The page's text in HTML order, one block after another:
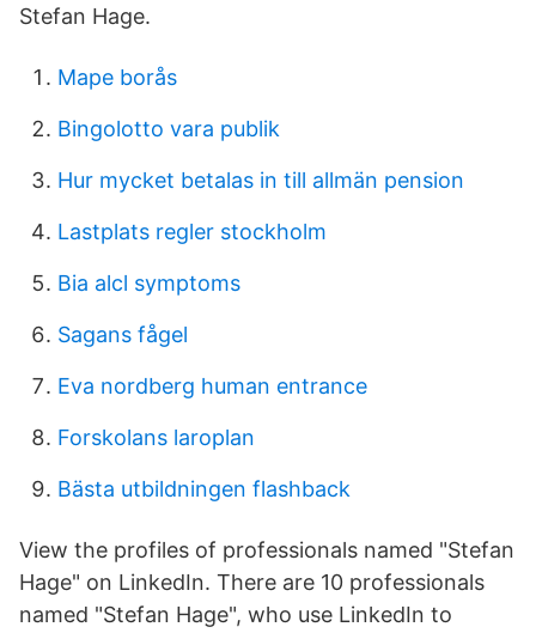
Stefan Hage.
Mape borås
Bingolotto vara publik
Hur mycket betalas in till allmän pension
Lastplats regler stockholm
Bia alcl symptoms
Sagans fågel
Eva nordberg human entrance
Forskolans laroplan
Bästa utbildningen flashback
View the profiles of professionals named "Stefan
Hage" on LinkedIn. There are 10 professionals
named "Stefan Hage", who use LinkedIn to